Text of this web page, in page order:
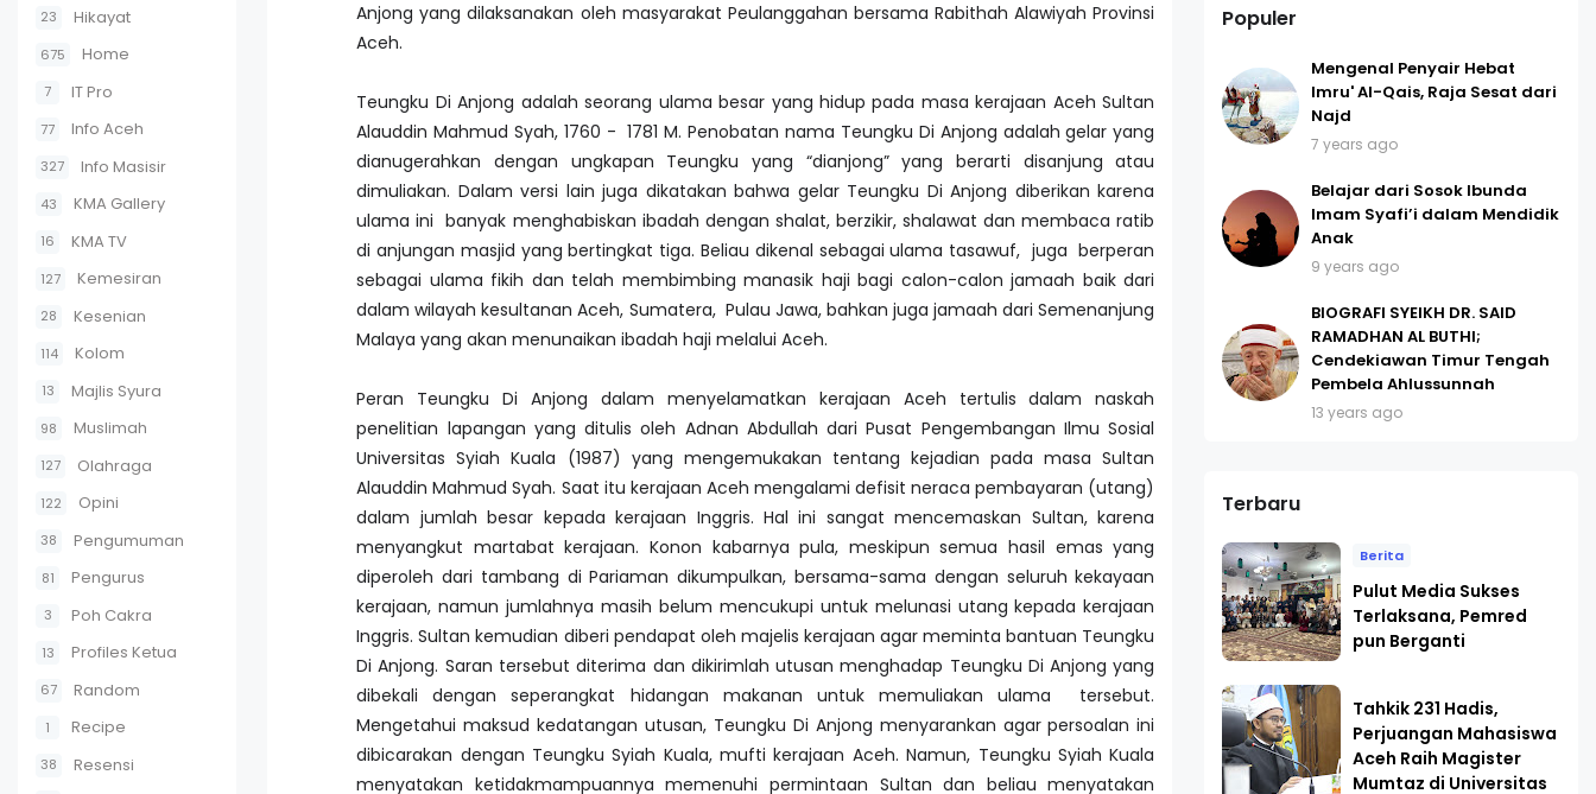
23 Hikayat
675 Home
7 IT Pro
77 Info Aceh
327 Info Masisir
43 KMA Gallery
16 KMA TV
127 Kemesiran
28 Kesenian
114 Kolom
13 Majlis Syura
98 Muslimah
127 Olahraga
122 Opini
38 Pengumuman
81 Pengurus
3 Poh Cakra
13 Profiles Ketua
67 Random
1 Recipe
38 Resensi
Anjong yang dilaksanakan oleh masyarakat Peulanggahan bersama Rabithah Alawiyah Provinsi
Aceh.
Teungku Di Anjong adalah seorang ulama besar yang hidup pada masa kerajaan Aceh Sultan
Alauddin Mahmud Syah, 1760 - 1781 M. Penobatan nama Teungku Di Anjong adalah gelar yang
dianugerahkan dengan ungkapan Teungku yang “dianjong” yang berarti disanjung atau
dimuliakan. Dalam versi lain juga dikatakan bahwa gelar Teungku Di Anjong diberikan karena
ulama ini banyak menghabiskan ibadah dengan shalat, berzikir, shalawat dan membaca ratib
di anjungan masjid yang bertingkat tiga. Beliau dikenal sebagai ulama tasawuf, juga berperan
sebagai ulama fikih dan telah membimbing manasik haji bagi calon-calon jamaah baik dari
dalam wilayah kesultanan Aceh, Sumatera, Pulau Jawa, bahkan juga jamaah dari Semenanjung
Malaya yang akan menunaikan ibadah haji melalui Aceh.
Peran Teungku Di Anjong dalam menyelamatkan kerajaan Aceh tertulis dalam naskah
penelitian lapangan yang ditulis oleh Adnan Abdullah dari Pusat Pengembangan Ilmu Sosial
Universitas Syiah Kuala (1987) yang mengemukakan tentang kejadian pada masa Sultan
Alauddin Mahmud Syah. Saat itu kerajaan Aceh mengalami defisit neraca pembayaran (utang)
dalam jumlah besar kepada kerajaan Inggris. Hal ini sangat mencemaskan Sultan, karena
menyangkut martabat kerajaan. Konon kabarnya pula, meskipun semua hasil emas yang
diperoleh dari tambang di Pariaman dikumpulkan, bersama-sama dengan seluruh kekayaan
kerajaan, namun jumlahnya masih belum mencukupi untuk melunasi utang kepada kerajaan
Inggris. Sultan kemudian diberi pendapat oleh majelis kerajaan agar meminta bantuan Teungku
Di Anjong. Saran tersebut diterima dan dikirimlah utusan menghadap Teungku Di Anjong yang
dibekali dengan seperangkat hidangan makanan untuk memuliakan ulama tersebut.
Mengetahui maksud kedatangan utusan, Teungku Di Anjong menyarankan agar persoalan ini
dibicarakan dengan Teungku Syiah Kuala, mufti kerajaan Aceh. Namun, Teungku Syiah Kuala
menyatakan ketidakmampuannya memenuhi permintaan Sultan dan beliau menyatakan
Populer
Mengenal Penyair Hebat
Imru' Al-Qais, Raja Sesat dari
Najd
7 years ago
Belajar dari Sosok Ibunda
Imam Syafi’i dalam Mendidik
Anak
9 years ago
BIOGRAFI SYEIKH DR. SAID
RAMADHAN AL BUTHI;
Cendekiawan Timur Tengah
Pembela Ahlussunnah
13 years ago
Terbaru
Berita
Pulut Media Sukses
Terlaksana, Pemred
pun Berganti
Tahkik 231 Hadis,
Perjuangan Mahasiswa
Aceh Raih Magister
Mumtaz di Universitas